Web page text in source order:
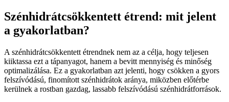
Szénhidrátcsökkentett étrend: mit jelent
a gyakorlatban?
A szénhidrátcsökkentett étrendnek nem az a célja, hogy teljesen
kiiktassa ezt a tápanyagot, hanem a bevitt mennyiség és minőség
optimalizálása. Ez a gyakorlatban azt jelenti, hogy csökken a gyors
felszívódású, finomított szénhidrátok aránya, miközben előtérbe
kerülnek a rostban gazdag, lassabb felszívódású szénhidrátforrások.